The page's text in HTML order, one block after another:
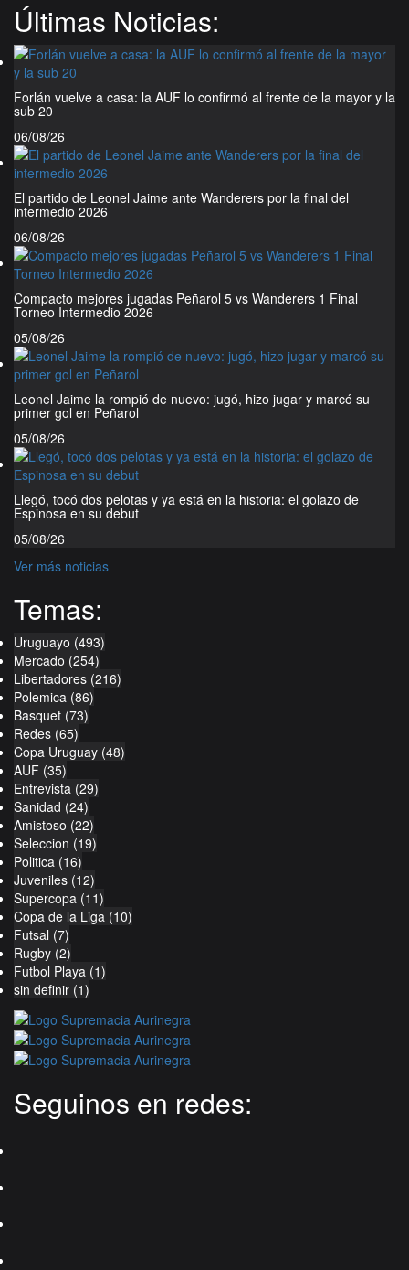
Últimas Noticias:
Forlán vuelve a casa: la AUF lo confirmó al frente de la mayor y la
sub 20
06/08/26
El partido de Leonel Jaime ante Wanderers por la final del
intermedio 2026
06/08/26
Compacto mejores jugadas Peñarol 5 vs Wanderers 1 Final
Torneo Intermedio 2026
05/08/26
Leonel Jaime la rompió de nuevo: jugó, hizo jugar y marcó su
primer gol en Peñarol
05/08/26
Llegó, tocó dos pelotas y ya está en la historia: el golazo de
Espinosa en su debut
05/08/26
Ver más noticias
Temas:
Uruguayo (493)
Mercado (254)
Libertadores (216)
Polemica (86)
Basquet (73)
Redes (65)
Copa Uruguay (48)
AUF (35)
Entrevista (29)
Sanidad (24)
Amistoso (22)
Seleccion (19)
Politica (16)
Juveniles (12)
Supercopa (11)
Copa de la Liga (10)
Futsal (7)
Rugby (2)
Futbol Playa (1)
sin definir (1)
Seguinos en redes: